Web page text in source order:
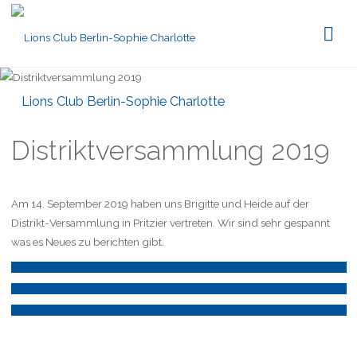
Lions Club Berlin-Sophie Charlotte
Distriktversammlung 2019
Am 14. September 2019 haben uns Brigitte und Heide auf der
Distrikt-Versammlung in Pritzier vertreten. Wir sind sehr gespannt
was es Neues zu berichten gibt.